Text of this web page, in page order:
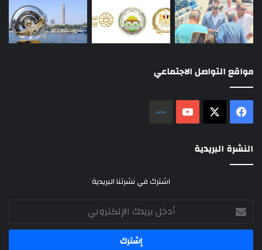
مواقع التواصل الاجتماعي
فيسبوك ‫YouTube
النشرة البريدية
اشترك في نشرتنا البريدية
أدخل
بريدك
الإلكتروني